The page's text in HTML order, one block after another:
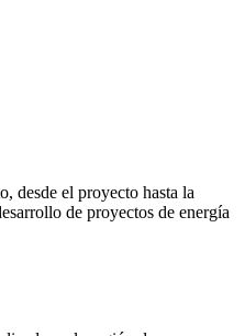
desde el proyecto hasta la
de proyectos de energía